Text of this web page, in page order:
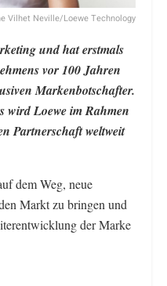
Vilhet Neville/Loewe Technology
und hat erstmals
vor 100 Jahren
Markenbotschafter.
wird Loewe im Rahmen
Partnerschaft weltweit
dem Weg, neue
Markt zu bringen und
der Marke